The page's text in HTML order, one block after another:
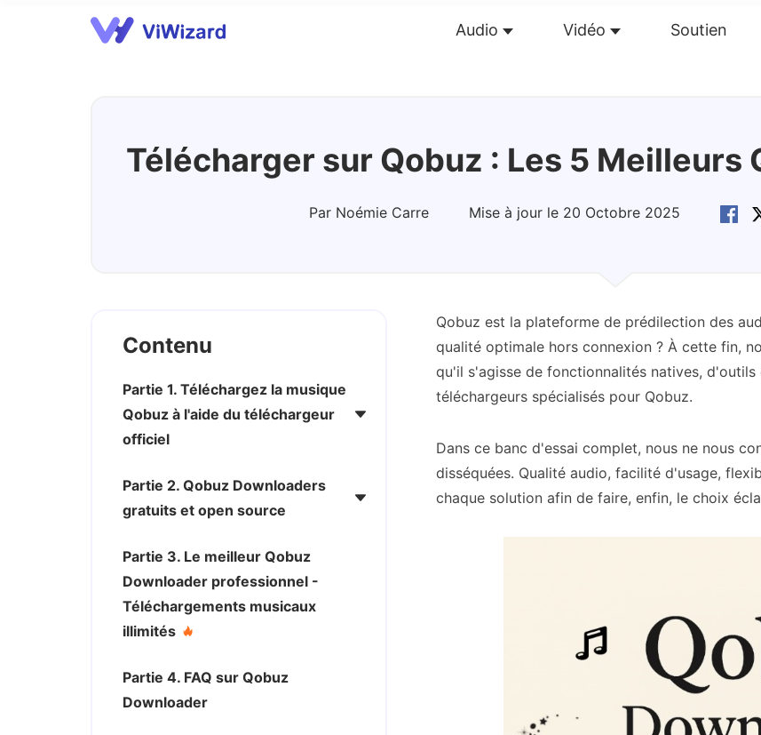
Audio Vidéo Soutien
Télécharger sur Qobuz : Les 5 Meilleurs
Par Noémie Carre Mise à jour le 20 Octobre 2025
Contenu
Partie 1. Téléchargez la musique
Qobuz à l'aide du téléchargeur
officiel
Partie 2. Qobuz Downloaders
gratuits et open source
Partie 3. Le meilleur Qobuz
Downloader professionnel -
Téléchargements musicaux
illimités
Partie 4. FAQ sur Qobuz
Downloader
Qobuz est la plateforme de prédilection des
qualité optimale hors connexion ? À cette fin,
qu'il s'agisse de fonctionnalités natives,
téléchargeurs spécialisés pour Qobuz.
Dans ce banc d'essai complet, nous ne nous
disséquées. Qualité audio, facilité d'usage,
chaque solution afin de faire, enfin, le choix